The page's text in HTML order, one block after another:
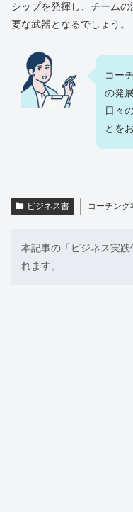
シップを発揮し、チーム
要な武器となるでしょう。
コー
の発
日々
とを
ビジネス書 コーチング
本記事の「ビジネス実
れます。